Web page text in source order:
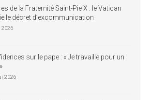
de la Fraternité Saint-Pie X : le Vatican
le décret d’excommunication
sur le pape : « Je travaille pour un
2026